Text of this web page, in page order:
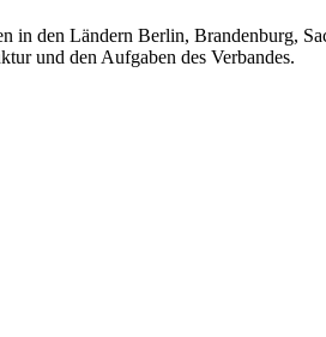
den Ländern Berlin, Brandenburg,
und den Aufgaben des Verbandes.